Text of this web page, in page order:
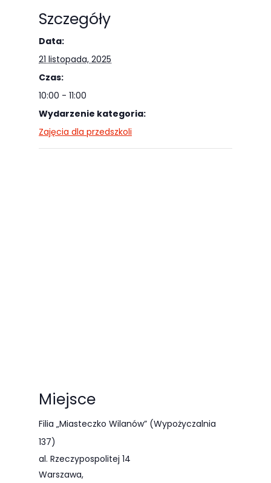
Szczegóły
Data:
21 listopada, 2025
Czas:
10:00 - 11:00
Wydarzenie kategoria:
Zajęcia dla przedszkoli
Miejsce
Filia „Miasteczko Wilanów” (Wypożyczalnia
137)
al. Rzeczypospolitej 14
Warszawa,
Doświadczenie
strona
internetowa
działała jak
najlepiej
podczas
twojego
przejścia na nią.
szansę na
zobaczenie
spersonalizowanych
treści i ofert.